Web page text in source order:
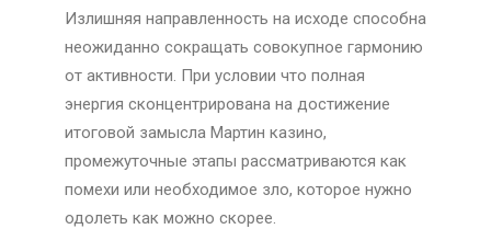
Излишняя направленность на исходе способна
неожиданно сокращать совокупное гармонию
от активности. При условии что полная
энергия сконцентрирована на достижение
итоговой замысла Мартин казино,
промежуточные этапы рассматриваются как
помехи или необходимое зло, которое нужно
одолеть как можно скорее.